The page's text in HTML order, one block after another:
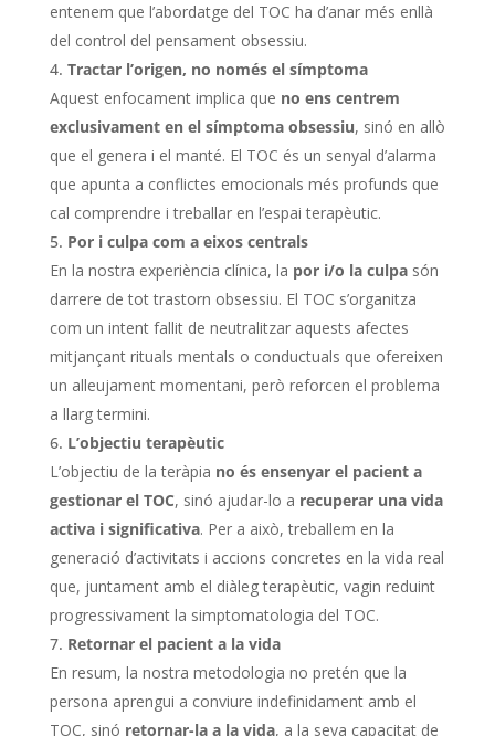
entenem que l’abordatge del TOC ha d’anar més enllà
del control del pensament obsessiu.
Tractar l’origen, no només el símptoma
Aquest enfocament implica que no ens centrem
exclusivament en el símptoma obsessiu, sinó en allò
que el genera i el manté. El TOC és un senyal d’alarma
que apunta a conflictes emocionals més profunds que
cal comprendre i treballar en l’espai terapèutic.
Por i culpa com a eixos centrals
En la nostra experiència clínica, la por i/o la culpasón
darrere de tot trastorn obsessiu. El TOC s’organitza
com un intent fallit de neutralitzar aquests afectes
mitjançant rituals mentals o conductuals que ofereixen
un alleujament momentani, però reforcen el problema
a llarg termini.
L’objectiu terapèutic
L’objectiu de la teràpia no és ensenyar el pacient a
gestionar el TOC, sinó ajudar-lo a recuperar una vida
activa i significativa. Per a això, treballem en la
generació d’activitats i accions concretes en la vida real
que, juntament amb el diàleg terapèutic, vagin reduint
progressivament la simptomatologia del TOC.
Retornar el pacient a la vida
En resum, la nostra metodologia no pretén que la
persona aprengui a conviure indefinidament amb el
TOC, sinó retornar-la a la vida, a la seva capacitat de